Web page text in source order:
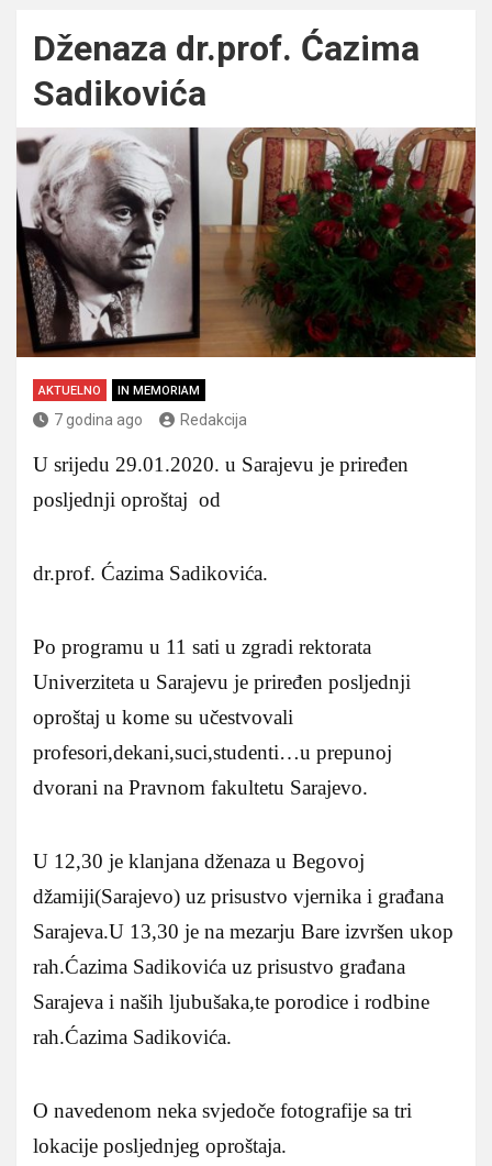
Dženaza dr.prof. Ćazima
Sadikovića
AKTUELNO IN MEMORIAM
7 godina ago Redakcija
U srijedu 29.01.2020. u Sarajevu je priređen
posljednji oproštaj od
dr.prof. Ćazima Sadikovića.
Po programu u 11 sati u zgradi rektorata
Univerziteta u Sarajevu je priređen posljednji
oproštaj u kome su učestvovali
profesori,dekani,suci,studenti…u prepunoj
dvorani na Pravnom fakultetu Sarajevo.
U 12,30 je klanjana dženaza u Begovoj
džamiji(Sarajevo) uz prisustvo vjernika i građana
Sarajeva.U 13,30 je na mezarju Bare izvršen ukop
rah.Ćazima Sadikovića uz prisustvo građana
Sarajeva i naših ljubušaka,te porodice i rodbine
rah.Ćazima Sadikovića.
O navedenom neka svjedoče fotografije sa tri
lokacije posljednjeg oproštaja.